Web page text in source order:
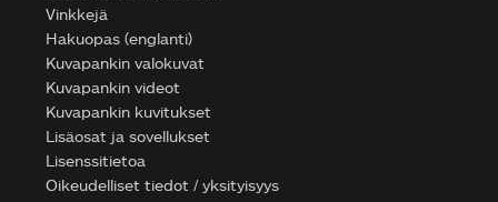
Vinkkejä
Hakuopas (englanti)
Kuvapankin valokuvat
Kuvapankin videot
Kuvapankin kuvitukset
Lisäosat ja sovellukset
Lisenssitietoa
Oikeudelliset tiedot / yksityisyys